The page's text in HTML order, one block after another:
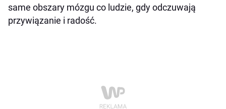
same obszary mózgu co ludzie, gdy odczuwają
przywiązanie i radość.